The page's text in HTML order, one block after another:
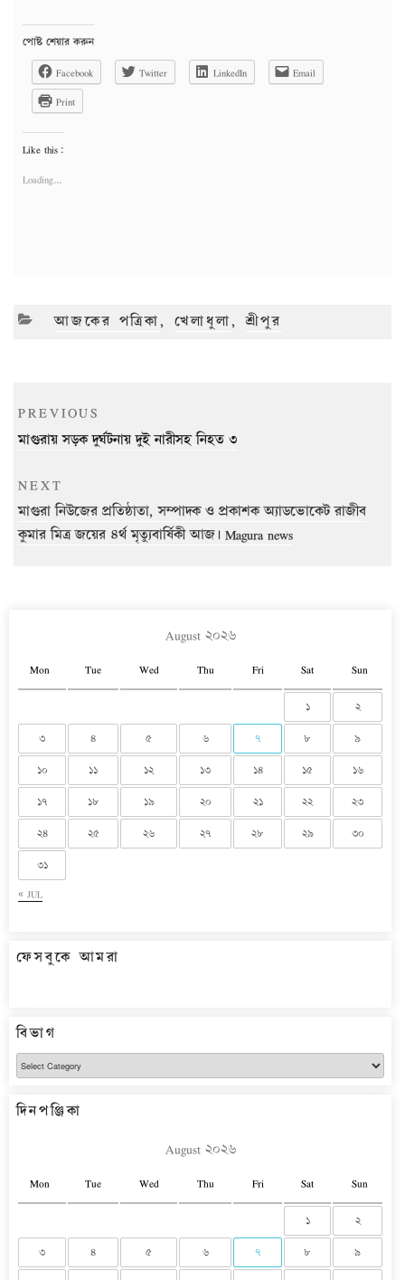
পোষ্ট শেয়ার করুন
Facebook
Twitter LinkedIn
Email
Print
Like this:
Loading...
CATEGORIES
আজকের পত্রিকা,খেলাধুলা,শ্রীপুর
Post
navigation
Previous
Post
PREVIOUS
মাগুরায় সড়ক দুর্ঘটনায় দুই নারীসহ নিহত ৩
Next
Post
NEXT
মাগুরা নিউজের প্রতিষ্ঠাতা, সম্পাদক ও প্রকাশক অ্যাডভোকেট রাজীব
কুমার মিত্র জয়ের ৪র্থ মৃত্যুবার্ষিকী আজ। Magura news
August ২০২৬
Mon Tue Wed Thu Fri Sat Sun
« JUL
১ ২
৩ ৪ ৫ ৬ ৭ ৮ ৯
১০ ১১ ১২ ১৩ ১৪ ১৫ ১৬
১৭ ১৮ ১৯ ২০ ২১ ২২ ২৩
২৪ ২৫ ২৬ ২৭ ২৮ ২৯ ৩০
৩১
ফেসবুকে আমরা
বিভাগ
বিভাগ
দিনপঞ্জিকা
August ২০২৬
Mon Tue Wed Thu Fri Sat Sun
১ ২
৩ ৪ ৫ ৬ ৭ ৮ ৯